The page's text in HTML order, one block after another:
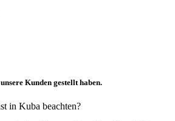
Kunden gestellt haben.
in Kuba beachten?